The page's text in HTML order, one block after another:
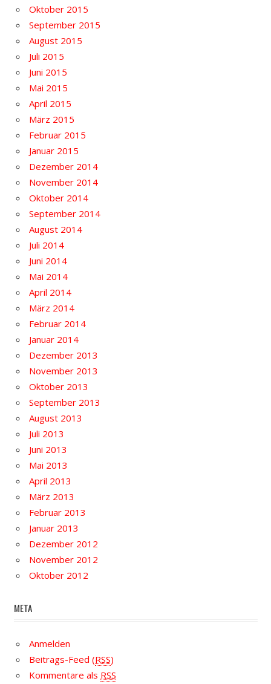
Oktober 2015
September 2015
August 2015
Juli 2015
Juni 2015
Mai 2015
April 2015
März 2015
Februar 2015
Januar 2015
Dezember 2014
November 2014
Oktober 2014
September 2014
August 2014
Juli 2014
Juni 2014
Mai 2014
April 2014
März 2014
Februar 2014
Januar 2014
Dezember 2013
November 2013
Oktober 2013
September 2013
August 2013
Juli 2013
Juni 2013
Mai 2013
April 2013
März 2013
Februar 2013
Januar 2013
Dezember 2012
November 2012
Oktober 2012
META
Anmelden
Beitrags-Feed (RSS)
Kommentare als RSS